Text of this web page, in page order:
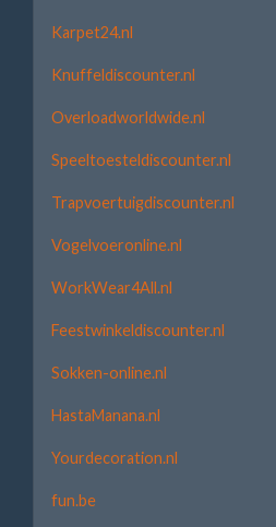
Karpet24.nl
Knuffeldiscounter.nl
Overloadworldwide.nl
Speeltoesteldiscounter.nl
Trapvoertuigdiscounter.nl
Vogelvoeronline.nl
WorkWear4All.nl
Feestwinkeldiscounter.nl
Sokken-online.nl
HastaManana.nl
Yourdecoration.nl
fun.be